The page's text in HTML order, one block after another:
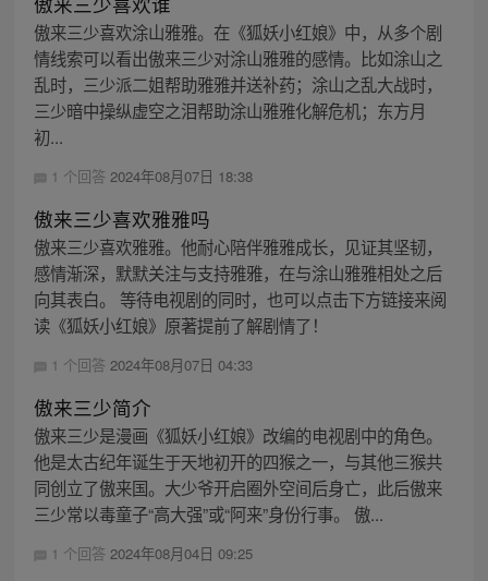
傲来三少喜欢涂山雅雅。在《狐妖小红娘》中，从多个剧
情线索可以看出傲来三少对涂山雅雅的感情。比如涂山之
乱时，三少派二姐帮助雅雅并送补药；涂山之乱大战时，
三少暗中操纵虚空之泪帮助涂山雅雅化解危机；东方月
初...
1 个回答 2024年08月07日 18:38
傲来三少喜欢雅雅吗
傲来三少喜欢雅雅。他耐心陪伴雅雅成长，见证其坚韧，
感情渐深，默默关注与支持雅雅，在与涂山雅雅相处之后
向其表白。 等待电视剧的同时，也可以点击下方链接来阅
读《狐妖小红娘》原著提前了解剧情了！
1 个回答 2024年08月07日 04:33
傲来三少简介
傲来三少是漫画《狐妖小红娘》改编的电视剧中的角色。
他是太古纪年诞生于天地初开的四猴之一，与其他三猴共
同创立了傲来国。大少爷开启圈外空间后身亡，此后傲来
三少常以毒童子“高大强”或“阿来”身份行事。 傲...
1 个回答 2024年08月04日 09:25